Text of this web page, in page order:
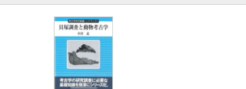
積された伊勢湾・三河湾沿岸における事例研究(名古
研究の課題を踏まえ、資料蓄積、方法論、社会貢献に